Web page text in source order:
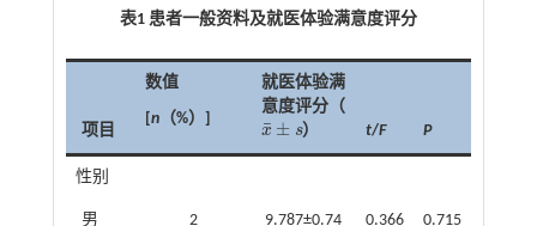
表1 患者一般资料及就医体验满意度评分
项目
数值
[n（%）]
就医体验满
意度评分（
x
¯ ± s
x¯ ±s ） t/F P
性别
男
2
9.787±0.74 0.366 0.715